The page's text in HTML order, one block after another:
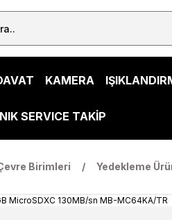
KAMERA
SERVICE TAKİP
Birimleri Yedekleme